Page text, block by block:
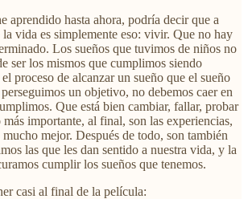
aprendido hasta ahora, podría decir que a
vida es simplemente eso: vivir. Que no hay
Los sueños que tuvimos de niños no
ser los mismos que cumplimos siendo
proceso de alcanzar un sueño que el sueño
un objetivo, no debemos caer en
Que está bien cambiar, fallar, probar
más importante, al final, son las experiencias,
mejor. Después de todo, son también
las que les dan sentido a nuestra vida, y la
cumplir los sueños que tenemos.
casi al final de la película: